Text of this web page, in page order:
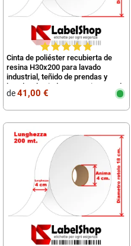
Cinta de poliéster recubierta de
resina H30x200 para lavado
industrial, teñido de prendas y
lavado a la piedra para etiquetas de
de41,00 €